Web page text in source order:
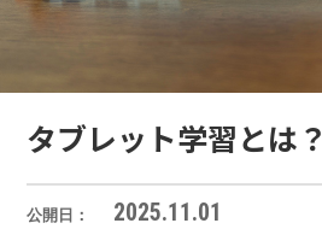
タブレット学習とは？
公開日： 2025.11.01